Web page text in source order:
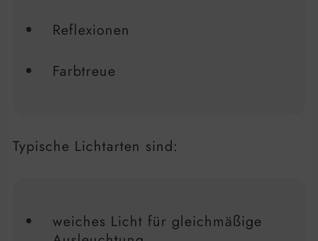
Reflexionen
Farbtreue
Typische Lichtarten sind:
weiches Licht für gleichmäßige